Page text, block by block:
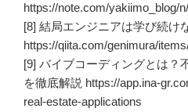
https://note.com/yakiimo_blog/
[8] 結局エンジニアは学び続け
https://qiita.com/genimura/
[9] バイブコーディングとは？
を徹底解説 https://app.ina-
real-estate-applications